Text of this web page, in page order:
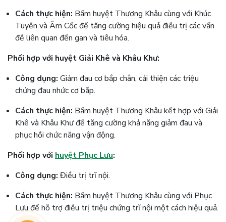
Cách thực hiện: Bấm huyệt Thương Khâu cùng với Khúc
Tuyền và Âm Cốc để tăng cường hiệu quả điều trị các vấn
đề liên quan đến gan và tiêu hóa​.
Phối hợp với huyệt Giải Khê và Khâu Khư:
Công dụng: Giảm đau cơ bắp chân, cải thiện các triệu
chứng đau nhức cơ bắp.
Cách thực hiện: Bấm huyệt Thương Khâu kết hợp với Giải
Khê và Khâu Khư để tăng cường khả năng giảm đau và
phục hồi chức năng vận động​.
Phối hợp với huyệt Phục Lưu:
Công dụng: Điều trị trĩ nội.
Cách thực hiện: Bấm huyệt Thương Khâu cùng với Phục
Lưu để hỗ trợ điều trị triệu chứng trĩ nội một cách hiệu quả.